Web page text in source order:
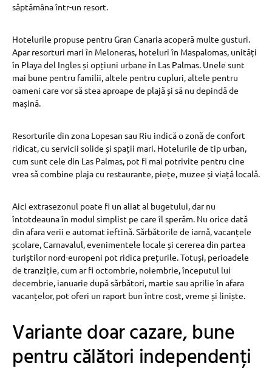
săptămâna într-un resort.
Hotelurile propuse pentru Gran Canaria acoperă multe gusturi.
Apar resorturi mari în Meloneras, hoteluri în Maspalomas, unități
în Playa del Ingles și opțiuni urbane în Las Palmas. Unele sunt
mai bune pentru familii, altele pentru cupluri, altele pentru
oameni care vor să stea aproape de plajă și să nu depindă de
mașină.
Resorturile din zona Lopesan sau Riu indică o zonă de confort
ridicat, cu servicii solide și spații mari. Hotelurile de tip urban,
cum sunt cele din Las Palmas, pot fi mai potrivite pentru cine
vrea să combine plaja cu restaurante, piețe, muzee și viață locală.
Aici extrasezonul poate fi un aliat al bugetului, dar nu
întotdeauna în modul simplist pe care îl sperăm. Nu orice dată
din afara verii e automat ieftină. Sărbătorile de iarnă, vacanțele
școlare, Carnavalul, evenimentele locale și cererea din partea
turiștilor nord-europeni pot ridica prețurile. Totuși, perioadele
de tranziție, cum ar fi octombrie, noiembrie, începutul lui
decembrie, ianuarie după sărbători, martie sau aprilie în afara
vacanțelor, pot oferi un raport bun între cost, vreme și liniște.
Variante doar cazare, bune
pentru călători independenți